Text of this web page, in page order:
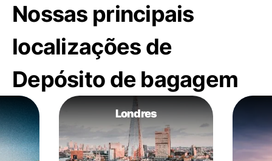
Nossas principais
localizações de
Depósito de bagagem
Londres